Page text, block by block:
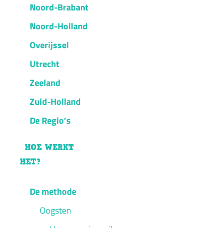
Noord-Brabant
Noord-Holland
Overijssel
Utrecht
Zeeland
Zuid-Holland
De Regio’s
HOE WERKT
HET?
De methode
Oogsten